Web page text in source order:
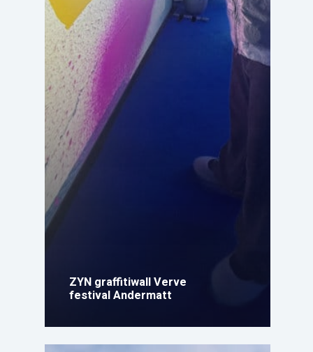
ZYN graffitiwall Verve
festival Andermatt